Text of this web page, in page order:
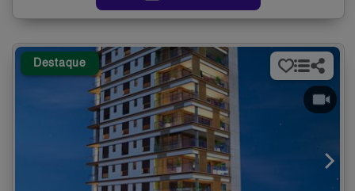
Destaque